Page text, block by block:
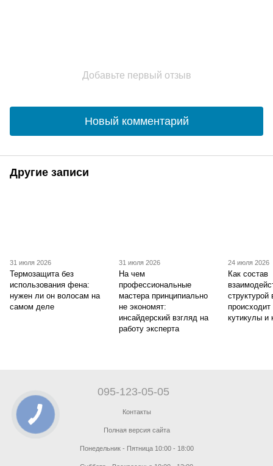
Добавьте первый отзыв
Новый комментарий
Другие записи
31 июля 2026
Термозащита без
использования фена:
нужен ли он волосам на
самом деле
31 июля 2026
На чем
профессиональные
мастера принципиально
не экономят:
инсайдерский взгляд на
работу эксперта
24 июля 2026
Как состав
структурой
кутикулы и
095-123-05-05
Контакты
Полная версия сайта
Понедельник - Пятница 10:00 - 18:00